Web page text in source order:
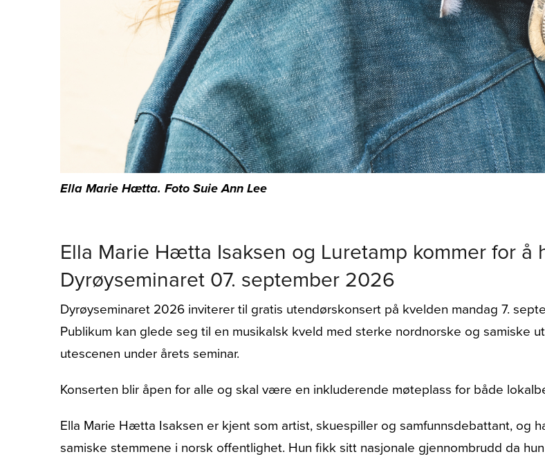
Ella Marie Hætta. Foto Suie Ann Lee
Ella Marie Hætta Isaksen og Luretamp kommer for
Dyrøyseminaret 07. september 2026
Dyrøyseminaret 2026 inviterer til gratis utendørskonsert på kvelden mandag 7.
Publikum kan glede seg til en musikalsk kveld med sterke nordnorske og samiske
utescenen under årets seminar.
Konserten blir åpen for alle og skal være en inkluderende møteplass for både
Ella Marie Hætta Isaksen er kjent som artist, skuespiller og samfunnsdebattant, og
samiske stemmene i norsk offentlighet. Hun fikk sitt nasjonale gjennombrudd da